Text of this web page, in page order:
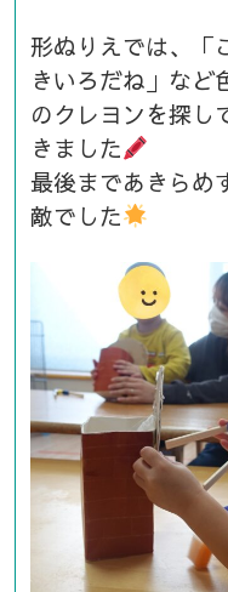
形ぬりえでは、「
きいろだね」など
のクレヨンを探し
きました
最後まであきらめ
敵でした